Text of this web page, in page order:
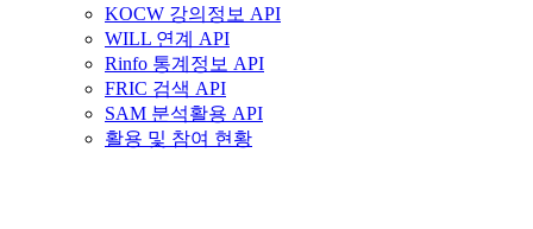
KOCW 강의정보 API
WILL 연계 API
Rinfo 통계정보 API
FRIC 검색 API
SAM 분석활용 API
활용 및 참여 현황